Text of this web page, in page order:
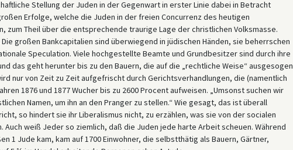
Stellung der Juden in der Gegenwart in erster Linie dabei in Betracht
Erfolge, welche die Juden in der freien Concurrenz des heutigen
zum Theil über die entsprechende traurige Lage der christlichen Volksmasse.
großen Bankcapitalien sind überwiegend in jüdischen Händen, sie beherrschen
Speculation. Viele hochgestellte Beamte und Grundbesitzer sind durch ihre
das geht herunter bis zu den Bauern, die auf die „rechtliche Weise“ ausgesogen
nur von Zeit zu Zeit aufgefrischt durch Gerichtsverhandlungen, die (namentlich
1876 und 1877 Wucher bis zu 2600 Procent aufweisen. „Umsonst suchen wir
Namen, um ihn an den Pranger zu stellen.“ Wie gesagt, das ist überall
so hindert sie ihr Liberalismus nicht, zu erzählen, was sie von der socialen
weiß Jeder so ziemlich, daß die Juden jede harte Arbeit scheuen. Während
1 Jude kam, kam auf 1700 Einwohner, die selbstthätig als Bauern, Gärtner,